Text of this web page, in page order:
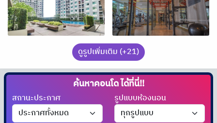
ดูรูปเพิ่มเติม (+21)
ค้นหาคอนโดได้ที่นี่!!
สถานะประกาศ รูปแบบห้องนอน